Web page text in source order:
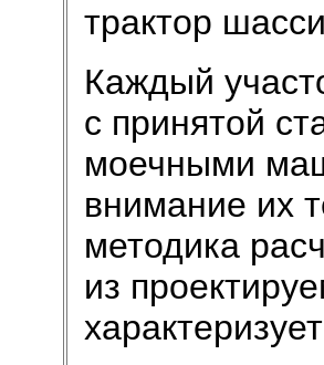
трактор
Каждый
с принятой
моечными
внимание их
методика
из